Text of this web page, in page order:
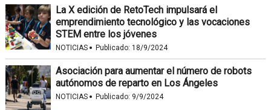
La X edición de RetoTech impulsará el
emprendimiento tecnológico y las vocaciones
STEM entre los jóvenes
NOTICIAS · Publicado: 18/9/2024
Asociación para aumentar el número de robots
autónomos de reparto en Los Ángeles
NOTICIAS · Publicado: 9/9/2024